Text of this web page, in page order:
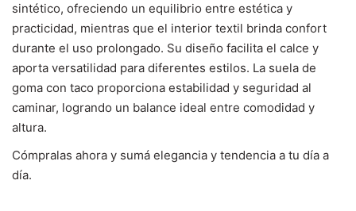
sintético, ofreciendo un equilibrio entre estética y
practicidad, mientras que el interior textil brinda confort
durante el uso prolongado. Su diseño facilita el calce y
aporta versatilidad para diferentes estilos. La suela de
goma con taco proporciona estabilidad y seguridad al
caminar, logrando un balance ideal entre comodidad y
altura.
Cómpralas ahora y sumá elegancia y tendencia a tu día a
día.